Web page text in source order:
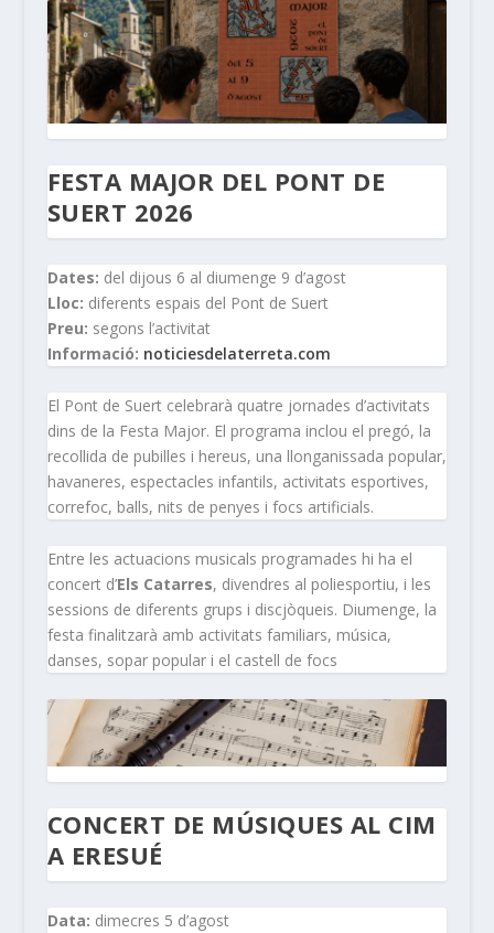
FESTA MAJOR DEL PONT DE
SUERT 2026
Dates: del dijous 6 al diumenge 9 d’agost
Lloc: diferents espais del Pont de Suert
Preu: segons l’activitat
Informació: noticiesdelaterreta.com
El Pont de Suert celebrarà quatre jornades d’activitats
dins de la Festa Major. El programa inclou el pregó, la
recollida de pubilles i hereus, una llonganissada popular,
havaneres, espectacles infantils, activitats esportives,
correfoc, balls, nits de penyes i focs artificials.
Entre les actuacions musicals programades hi ha el
concert d’Els Catarres, divendres al poliesportiu, i les
sessions de diferents grups i discjòqueis. Diumenge, la
festa finalitzarà amb activitats familiars, música,
danses, sopar popular i el castell de focs
CONCERT DE MÚSIQUES AL CIM
A ERESUÉ
Data: dimecres 5 d’agost